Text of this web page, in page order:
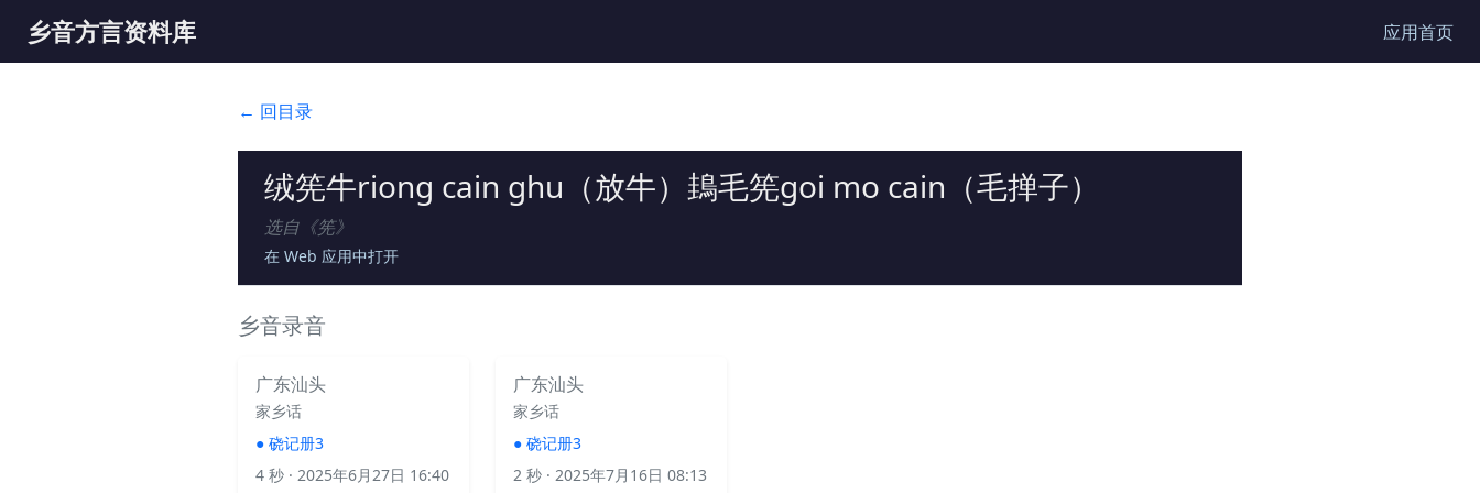
乡音方言资料库 应用首页
← 回目录
绒筅牛riong cain ghu（放牛）䳏毛筅goi mo cain（毛掸子）
选自《筅》
在 Web 应用中打开
乡音录音
广东汕头
家乡话
● 硗记册3
4 秒 · 2025年6月27日 16:40
广东汕头
家乡话
● 硗记册3
2 秒 · 2025年7月16日 08:13